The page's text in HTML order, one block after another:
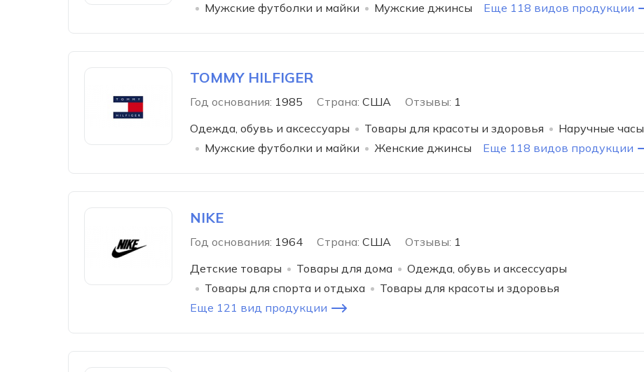
Мужские футболки и майки
Мужские джинсы Еще 118 видов продукции
TOMMY HILFIGER
Год основания: 1985 Страна: США Отзывы: 1
Одежда, обувь и аксессуары
Товары для красоты и здоровья
Наручные часы
Мужские футболки и майки
Женские джинсы Еще 118 видов продукции
NIKE
Год основания: 1964 Страна: США Отзывы: 1
Детские товары
Товары для дома
Одежда, обувь и аксессуары
Товары для спорта и отдыха
Товары для красоты и здоровья
Еще 121 вид продукции